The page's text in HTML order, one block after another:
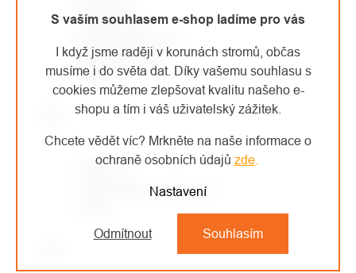
S vaším souhlasem e-shop ladíme pro vás
I když jsme raději v korunách stromů, občas
musíme i do světa dat. Díky vašemu souhlasu s
cookies můžeme zlepšovat kvalitu našeho e-
shopu a tím i váš uživatelský zážitek.
Chcete vědět víc? Mrkněte na naše informace o
ochraně osobních údajů zde.
Nastavení
Odmítnout Souhlasím
MONTURA
Mountain Paws
MSR
NESTLE
North American Rescue